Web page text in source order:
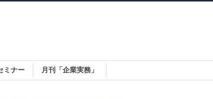
ミナー 月刊「企業実務」